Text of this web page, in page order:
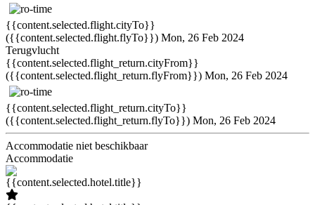
{{content.selected.flight.cityTo}}
({{content.selected.flight.flyTo}}) Mon, 26 Feb 2024
Terugvlucht
{{content.selected.flight_return.cityFrom}}
({{content.selected.flight_return.flyFrom}}) Mon, 26 Feb 2024
{{content.selected.flight_return.cityTo}}
({{content.selected.flight_return.flyTo}}) Mon, 26 Feb 2024
Accommodatie niet beschikbaar
Accommodatie